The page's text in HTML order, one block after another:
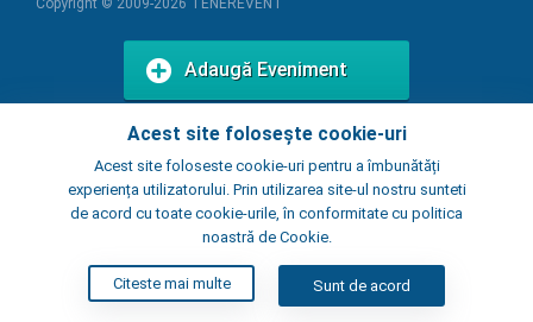
Acest site folosește cookie-uri
Acest site foloseste cookie-uri pentru a îmbunătăți
experiența utilizatorului. Prin utilizarea site-ul nostru sunteti
de acord cu toate cookie-urile, în conformitate cu politica
noastră de Cookie.
Citeste mai multe Sunt de acord
Copyright © 2009-2026 TENEREVENT
Adaugă Eveniment
Adaugă Local